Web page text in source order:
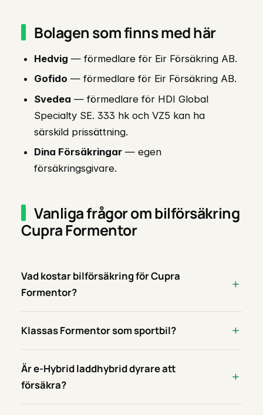
Bolagen som finns med här
Hedvig — förmedlare för Eir Försäkring AB.
Gofido — förmedlare för Eir Försäkring AB.
Svedea — förmedlare för HDI Global
Specialty SE. 333 hk och VZ5 kan ha
särskild prissättning.
Dina Försäkringar — egen
försäkringsgivare.
Vanliga frågor om bilförsäkring
Cupra Formentor
Vad kostar bilförsäkring för Cupra
Formentor?
Klassas Formentor som sportbil?
Är e-Hybrid laddhybrid dyrare att
försäkra?